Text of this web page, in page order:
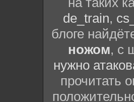
de_train,
блоге
ножом, с
нужно
прочитать